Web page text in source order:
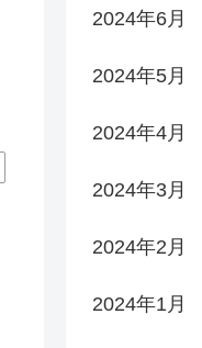
2024年6月
2024年5月
2024年4月
2024年3月
2024年2月
2024年1月